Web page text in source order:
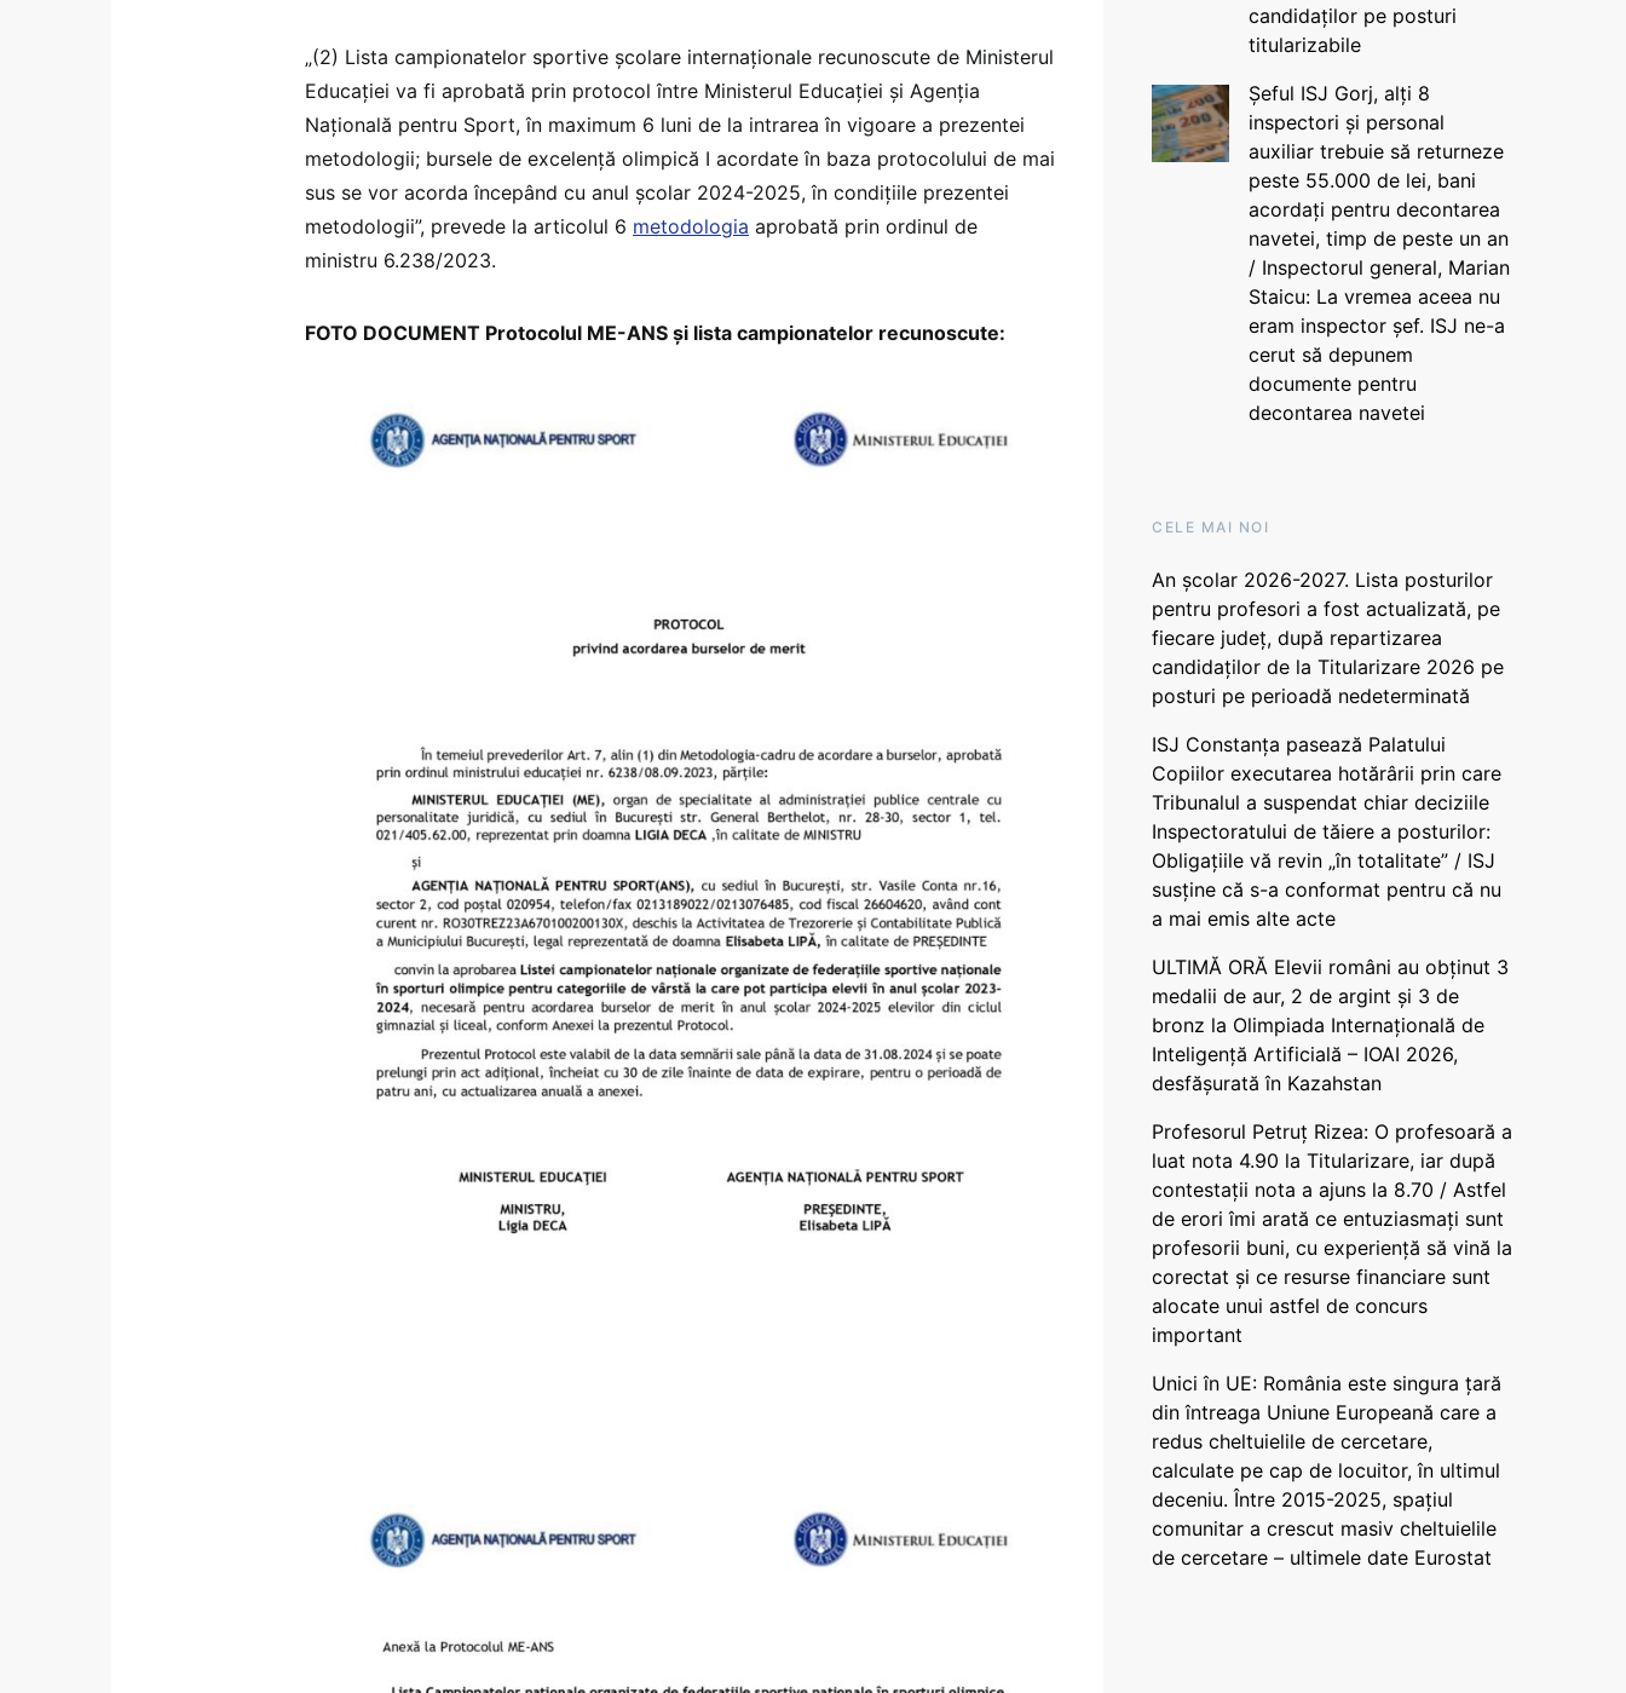
„(2) Lista campionatelor sportive școlare internaționale recunoscute de Ministerul
Educației va fi aprobată prin protocol între Ministerul Educației și Agenția
Națională pentru Sport, în maximum 6 luni de la intrarea în vigoare a prezentei
metodologii; bursele de excelență olimpică I acordate în baza protocolului de mai
sus se vor acorda începând cu anul școlar 2024-2025, în condițiile prezentei
metodologii”, prevede la articolul 6 metodologia aprobată prin ordinul de
ministru 6.238/2023.
FOTO DOCUMENT Protocolul ME-ANS și lista campionatelor recunoscute:
candidaților pe posturi
titularizabile
Șeful ISJ Gorj, alți 8
inspectori și personal
auxiliar trebuie să returneze
peste 55.000 de lei, bani
acordați pentru decontarea
navetei, timp de peste un an
/ Inspectorul general, Marian
Staicu: La vremea aceea nu
eram inspector șef. ISJ ne-a
cerut să depunem
documente pentru
decontarea navetei
CELE MAI NOI
An școlar 2026-2027. Lista posturilor
pentru profesori a fost actualizată, pe
fiecare județ, după repartizarea
candidaților de la Titularizare 2026 pe
posturi pe perioadă nedeterminată
ISJ Constanța pasează Palatului
Copiilor executarea hotărârii prin care
Tribunalul a suspendat chiar deciziile
Inspectoratului de tăiere a posturilor:
Obligațiile vă revin „în totalitate” / ISJ
susține că s-a conformat pentru că nu
a mai emis alte acte
ULTIMĂ ORĂ Elevii români au obținut 3
medalii de aur, 2 de argint și 3 de
bronz la Olimpiada Internațională de
Inteligență Artificială – IOAI 2026,
desfășurată în Kazahstan
Profesorul Petruț Rizea: O profesoară a
luat nota 4.90 la Titularizare, iar după
contestații nota a ajuns la 8.70 / Astfel
de erori îmi arată ce entuziasmați sunt
profesorii buni, cu experiență să vină la
corectat și ce resurse financiare sunt
alocate unui astfel de concurs
important
Unici în UE: România este singura țară
din întreaga Uniune Europeană care a
redus cheltuielile de cercetare,
calculate pe cap de locuitor, în ultimul
deceniu. Între 2015-2025, spațiul
comunitar a crescut masiv cheltuielile
de cercetare – ultimele date Eurostat